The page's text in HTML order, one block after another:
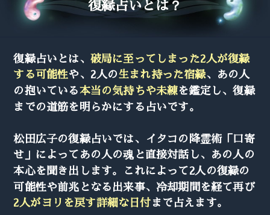
復縁占いとは？
復縁占いとは、 破局に至ってしまった2人が復縁
する可能性や、2人の生まれ持った宿縁、あの人
の抱いている本当の気持ちや未練を鑑定し、復縁
までの道筋を明らかにする占いです。
松田広子の復縁占いでは、イタコの降霊術「口寄
せ」によってあの人の魂と直接対話し、あの人の
本心を聞き出します。これによって2人の復縁の
可能性や前兆となる出来事、冷却期間を経て再び
2人がヨリを戻す詳細な日付まで占えます。